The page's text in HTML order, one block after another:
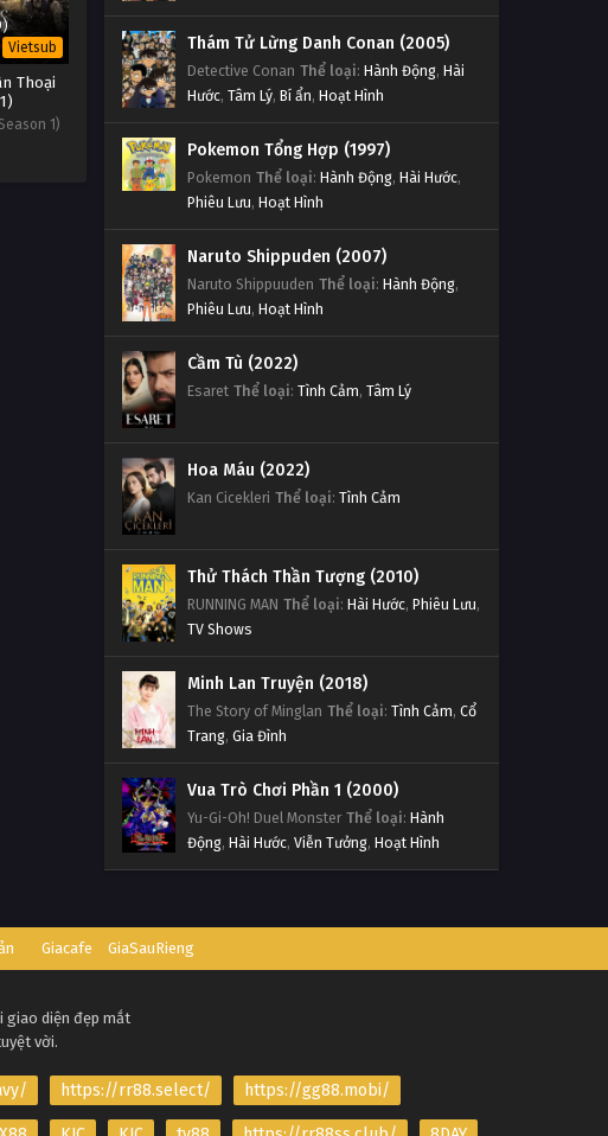
Vietsub
Thoại
1)
Thám Tử Lừng Danh Conan (2005)
Detective Conan Thể loại: Hành Động, Hài
Hước, Tâm Lý, Bí ẩn, Hoạt Hình
Pokemon Tổng Hợp (1997)
Pokemon Thể loại: Hành Động, Hài Hước,
Phiêu Lưu, Hoạt Hình
Naruto Shippuden (2007)
Naruto Shippuuden Thể loại: Hành Động,
Phiêu Lưu, Hoạt Hình
Cầm Tù (2022)
Esaret Thể loại: Tình Cảm, Tâm Lý
Hoa Máu (2022)
Kan Cicekleri Thể loại: Tình Cảm
Thử Thách Thần Tượng (2010)
RUNNING MAN Thể loại: Hài Hước, Phiêu Lưu,
TV Shows
Minh Lan Truyện (2018)
The Story of Minglan Thể loại: Tình Cảm, Cổ
Trang, Gia Đình
Vua Trò Chơi Phần 1 (2000)
Yu-Gi-Oh! Duel Monster Thể loại: Hành
Động, Hài Hước, Viễn Tưởng, Hoạt Hình
Giacafe GiaSauRieng
giao diện đẹp mắt
vời.
https://rr88.select/ https://gg88.mobi/